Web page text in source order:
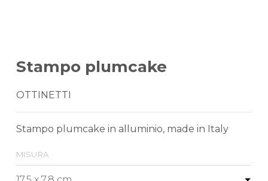
Stampo plumcake
OTTINETTI
Stampo plumcake in alluminio, made in Italy
misura